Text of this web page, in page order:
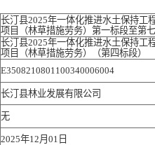
长汀县2025年一体化推进水土保持工
项目（林草措施劳务）第一标段至第
长汀县2025年一体化推进水土保持工
项目（林草措施劳务）（第四标段）
E3508210801100340006004
长汀县林业发展有限公司
无
2025年12月01日